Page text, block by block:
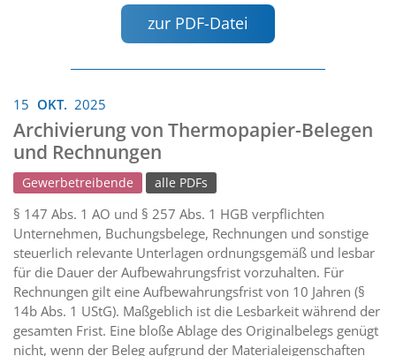
zur PDF-Datei
15 OKT. 2025
Archivierung von Thermopapier-Belegen
und Rechnungen
Gewerbetreibende alle PDFs
§ 147 Abs. 1 AO und § 257 Abs. 1 HGB verpflichten
Unternehmen, Buchungsbelege, Rechnungen und sonstige
steuerlich relevante Unterlagen ordnungsgemäß und lesbar
für die Dauer der Aufbewahrungsfrist vorzuhalten. Für
Rechnungen gilt eine Aufbewahrungsfrist von 10 Jahren (§
14b Abs. 1 UStG). Maßgeblich ist die Lesbarkeit während der
gesamten Frist. Eine bloße Ablage des Originalbelegs genügt
nicht, wenn der Beleg aufgrund der Materialeigenschaften